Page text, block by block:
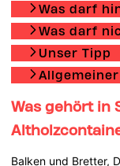
Was darf
Was darf
Unser Tipp
Was gehört in
Balken und Bretter,